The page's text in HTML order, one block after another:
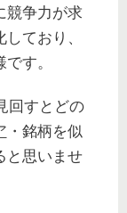
競争力が求
ており、
す。
回すとどの
・銘柄を似
と思いませ